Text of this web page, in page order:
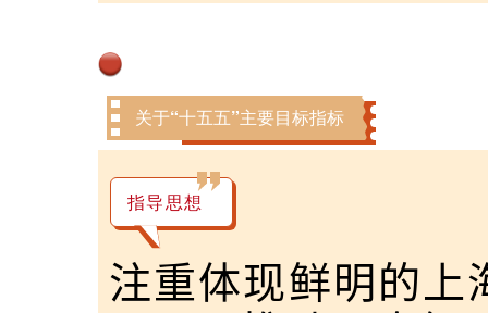
关于“十五五”主要目标指标
指导思想
注重体现鲜明的上